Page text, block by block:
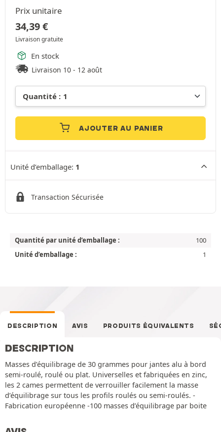
Prix unitaire
34,39€
Livraison gratuite
En stock
Livraison 10 - 12 août
AJOUTER AU PANIER
Unité d’emballage: 1
Transaction Sécurisée
Quantité par unité d’emballage :
100
Unité d’emballage :
1
DESCRIPTION AVIS PRODUITS ÉQUIVALENTS
DESCRIPTION
Masses d’équilibrage de 30 grammes pour jantes alu à bord
semi-roulé, roulé ou plat. Universelles et fabriquées en zinc,
les 2 cames permettent de verrouiller facilement la masse
d’équilibrage sur tous les profils roulés ou semi-roulés. -
Fabrication européenne -100 masses d’équilibrage par boite